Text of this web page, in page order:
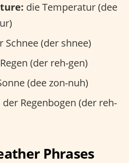
die Temperatur (dee
Schnee (der shnee)
(der reh-gen)
(dee zon-nuh)
der Regenbogen (der reh-
Phrases